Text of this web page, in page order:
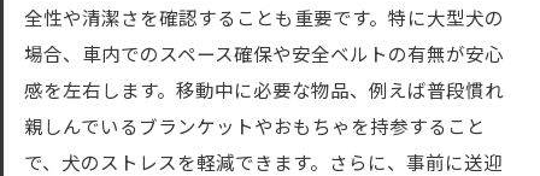
全性や清潔さを確認することも重要です。特に大型犬の
場合、車内でのスペース確保や安全ベルトの有無が安心
感を左右します。移動中に必要な物品、例えば普段慣れ
親しんでいるブランケットやおもちゃを持参すること
で、犬のストレスを軽減できます。さらに、事前に送迎